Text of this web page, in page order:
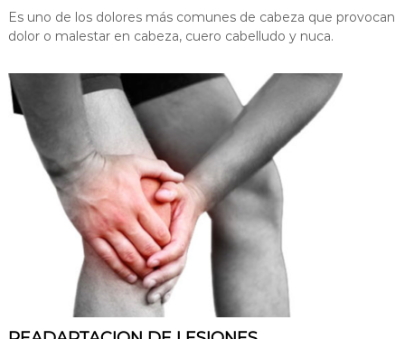
Es uno de los dolores más comunes de cabeza que provocan
dolor o malestar en cabeza, cuero cabelludo y nuca.